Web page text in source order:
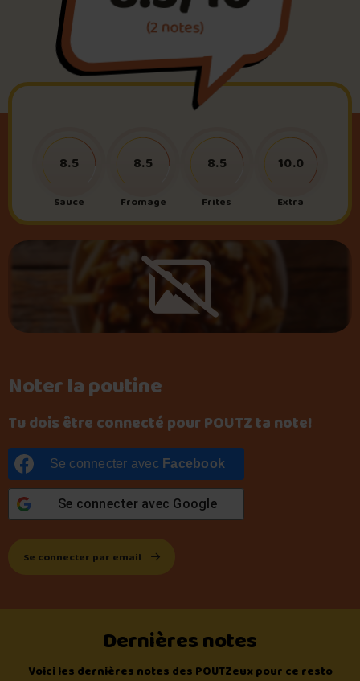
Foire aux questions
Me connecter
(2 notes)
Noter la poutine
Tu dois être connecté pour POUTZ ta note!
Se connecter avec Facebook
Se connecter avec Google
Se connecter par email
Sauce
8.5
Fromage
8.5
Frites
8.5
Extra
10.0
Dernières notes
Voici les dernières notes des POUTZeux pour ce resto